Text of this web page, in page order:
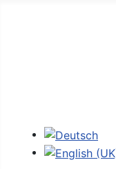
Sprache auswählen